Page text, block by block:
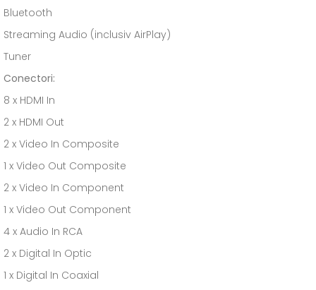
Bluetooth
Streaming Audio (inclusiv AirPlay)
Tuner
Conectori:
8 x HDMI In
2 x HDMI Out
2 x Video In Composite
1 x Video Out Composite
2 x Video In Component
1 x Video Out Component
4 x Audio In RCA
2 x Digital In Optic
1 x Digital In Coaxial